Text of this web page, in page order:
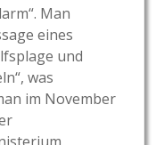
Man
eines
und
was
im November